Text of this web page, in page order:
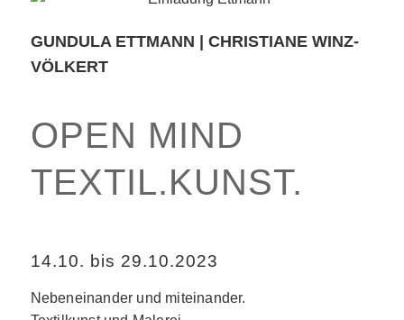
GUNDULA ETTMANN | CHRISTIANE WINZ-
VÖLKERT
OPEN MIND
TEXTIL.KUNST.
14.10. bis 29.10.2023
Nebeneinander und miteinander.